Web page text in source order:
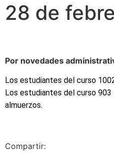
28 de
Por novedades
Los estudiantes del curso
Los estudiantes del curso 903
almuerzos.
Compartir: